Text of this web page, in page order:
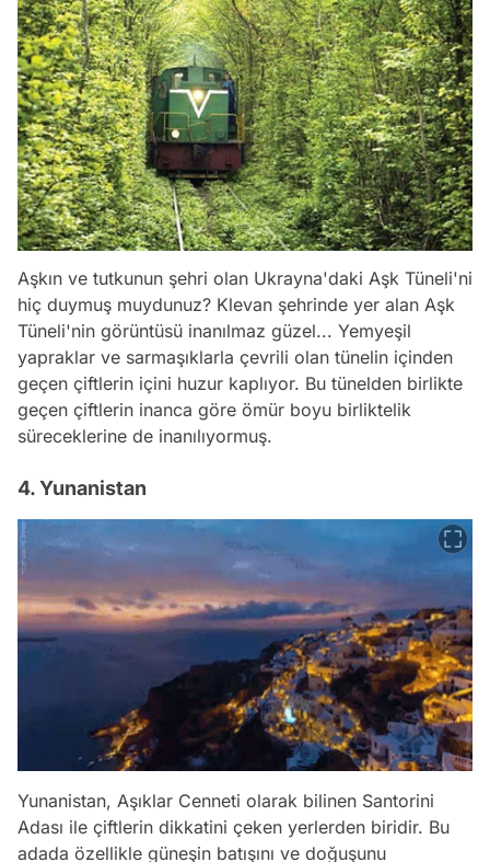
Aşkın ve tutkunun şehri olan Ukrayna'daki Aşk Tüneli'ni
hiç duymuş muydunuz? Klevan şehrinde yer alan Aşk
Tüneli'nin görüntüsü inanılmaz güzel... Yemyeşil
yapraklar ve sarmaşıklarla çevrili olan tünelin içinden
geçen çiftlerin içini huzur kaplıyor. Bu tünelden birlikte
geçen çiftlerin inanca göre ömür boyu birliktelik
süreceklerine de inanılıyormuş.
4. Yunanistan
Yunanistan, Aşıklar Cenneti olarak bilinen Santorini
Adası ile çiftlerin dikkatini çeken yerlerden biridir. Bu
adada özellikle güneşin batışını ve doğuşunu